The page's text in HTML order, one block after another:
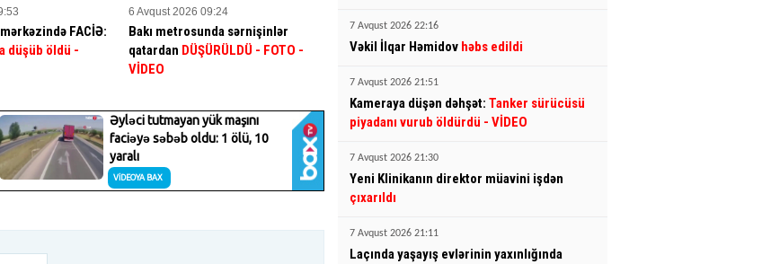
FACİƏ:
düşüb öldü -
6 Avqust 2026 09:24
Bakı metrosunda sərnişinlər
qatardan DÜŞÜRÜLDÜ - FOTO -
VİDEO
7 Avqust 2026 22:16
Vəkil İlqar Həmidov həbs edildi
7 Avqust 2026 21:51
Kameraya düşən dəhşət: Tanker sürücüsü
piyadanı vurub öldürdü - VİDEO
7 Avqust 2026 21:30
Yeni Klinikanın direktor müavini işdən
çıxarıldı
7 Avqust 2026 21:11
Laçında yaşayış evlərinin yaxınlığında